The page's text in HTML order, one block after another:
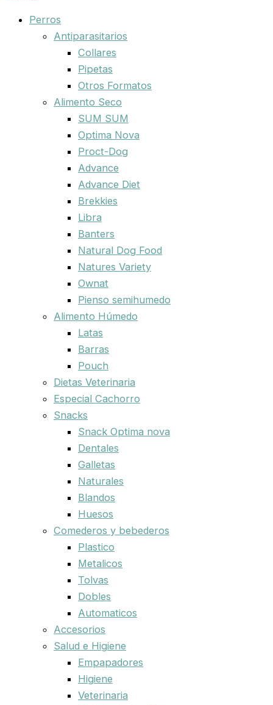
Perros
Antiparasitarios
Collares
Pipetas
Otros Formatos
Alimento Seco
SUM SUM
Optima Nova
Proct-Dog
Advance
Advance Diet
Brekkies
Libra
Banters
Natural Dog Food
Natures Variety
Ownat
Pienso semihumedo
Alimento Húmedo
Latas
Barras
Pouch
Dietas Veterinaria
Especial Cachorro
Snacks
Snack Optima nova
Dentales
Galletas
Naturales
Blandos
Huesos
Comederos y bebederos
Plastico
Metalicos
Tolvas
Dobles
Automaticos
Accesorios
Salud e Higiene
Empapadores
Higiene
Veterinaria